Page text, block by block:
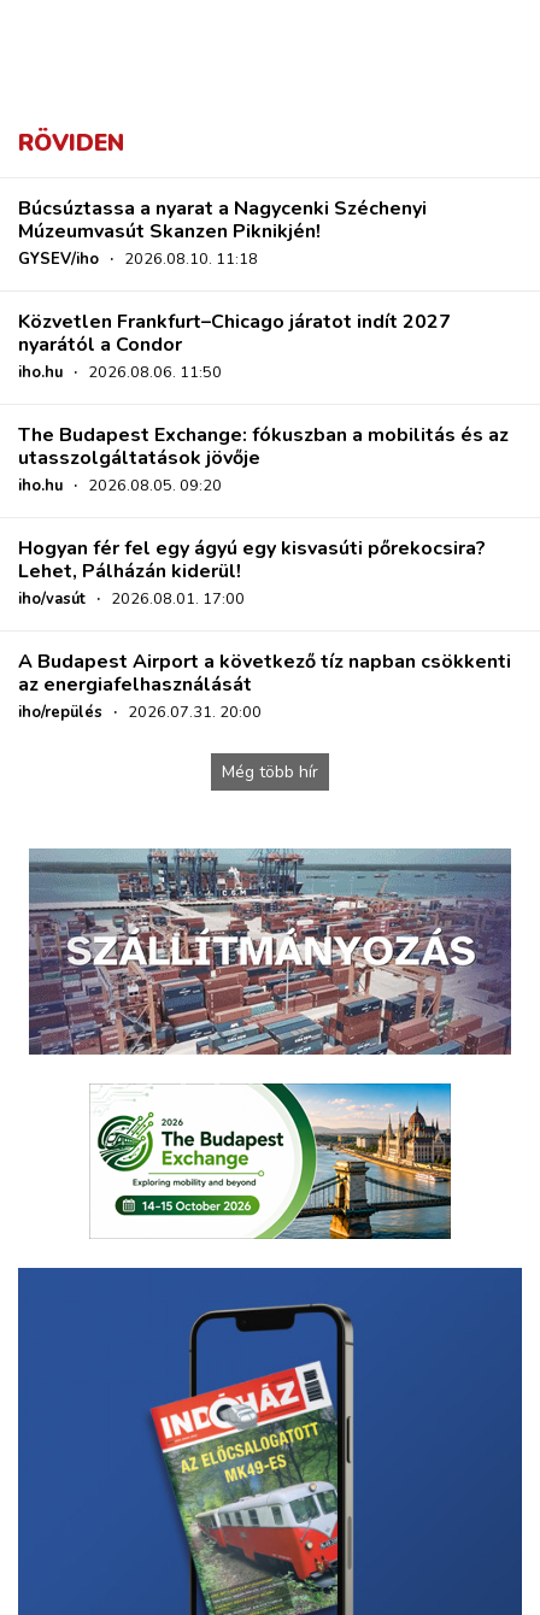
RÖVIDEN
Búcsúztassa a nyarat a Nagycenki Széchenyi
Múzeumvasút Skanzen Piknikjén!
GYSEV/iho · 2026.08.10. 11:18
Közvetlen Frankfurt–Chicago járatot indít 2027
nyarától a Condor
iho.hu · 2026.08.06. 11:50
The Budapest Exchange: fókuszban a mobilitás és az
utasszolgáltatások jövője
iho.hu · 2026.08.05. 09:20
Hogyan fér fel egy ágyú egy kisvasúti pőrekocsira?
Lehet, Pálházán kiderül!
iho/vasút · 2026.08.01. 17:00
A Budapest Airport a következő tíz napban csökkenti
az energiafelhasználását
iho/repülés · 2026.07.31. 20:00
Még több hír